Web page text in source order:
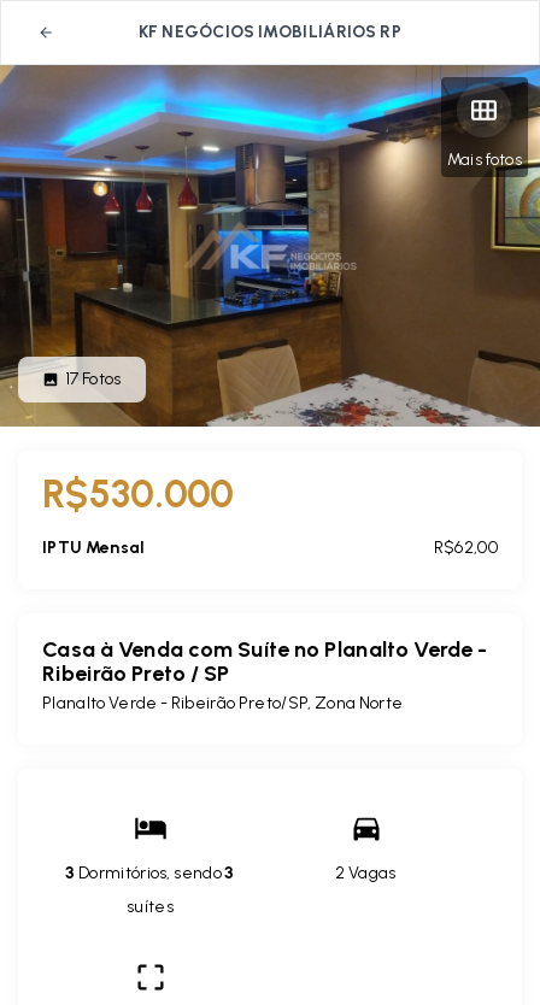
KF NEGÓCIOS IMOBILIÁRIOS RP
Mais fotos
17 Fotos
R$530.000
IPTU Mensal R$62,00
Casa à Venda com Suíte no Planalto Verde -
Ribeirão Preto / SP
Planalto Verde - Ribeirão Preto/SP, Zona Norte
3 Dormitórios, sendo3
suítes
2 Vagas